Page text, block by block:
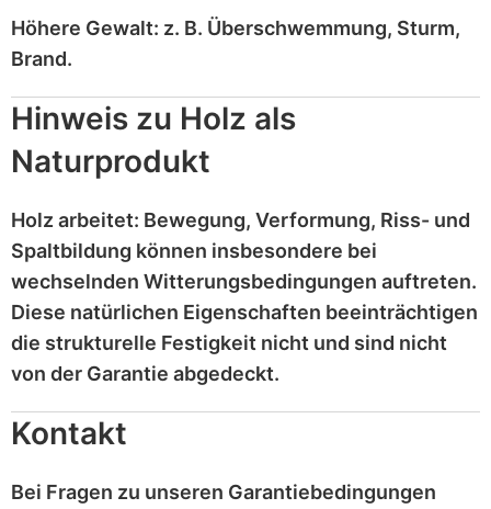
Höhere Gewalt: z. B. Überschwemmung, Sturm,
Brand.
Hinweis zu Holz als
Naturprodukt
Holz arbeitet: Bewegung, Verformung, Riss- und
Spaltbildung können insbesondere bei
wechselnden Witterungsbedingungen auftreten.
Diese natürlichen Eigenschaften beeinträchtigen
die strukturelle Festigkeit nicht und sind nicht
von der Garantie abgedeckt.
Kontakt
Bei Fragen zu unseren Garantiebedingungen